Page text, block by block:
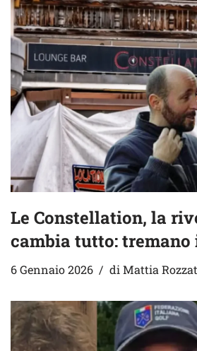
Le Constellation, la
cambia tutto:
6 Gennaio 2026 di Mattia